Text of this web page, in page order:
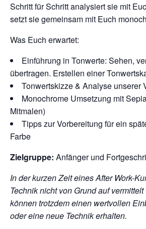
Schritt für Schritt analysiert sie mit
setzt sie gemeinsam mit Euch
Was Euch erwartet:
Einführung in Tonwerte: Sehen,
übertragen. Erstellen einer
Tonwertskizze & Analyse unserer
Monochrome Umsetzung mit
Mitmalen)
Tipps zur Vorbereitung für ein
Farbe
Zielgruppe: Anfänger und
In der kurzen Zeit eines After Work-
Technik nicht von Grund auf
können trotzdem einen wertvollen
oder eine neue Technik erhalten.